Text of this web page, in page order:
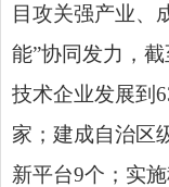
目攻关强产业、
能”协同发力，
技术企业发展到
家；建成自治区
新平台9个；实